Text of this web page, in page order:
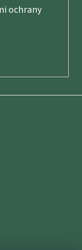
ochrany